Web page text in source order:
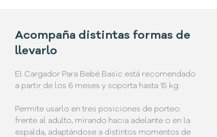
Acompaña distintas formas de
llevarlo
El Cargador Para Bebé Basic está recomendado
a partir de los 6 meses y soporta hasta 15 kg.
Permite usarlo en tres posiciones de porteo:
frente al adulto, mirando hacia adelante o en la
espalda, adaptándose a distintos momentos de